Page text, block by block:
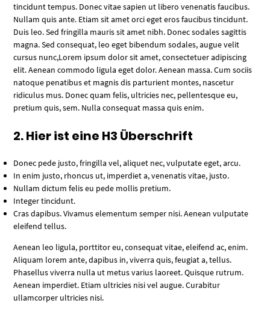
tincidunt tempus. Donec vitae sapien ut libero venenatis faucibus.
Nullam quis ante. Etiam sit amet orci eget eros faucibus tincidunt.
Duis leo. Sed fringilla mauris sit amet nibh. Donec sodales sagittis
magna. Sed consequat, leo eget bibendum sodales, augue velit
cursus nunc,Lorem ipsum dolor sit amet, consectetuer adipiscing
elit. Aenean commodo ligula eget dolor. Aenean massa. Cum sociis
natoque penatibus et magnis dis parturient montes, nascetur
ridiculus mus. Donec quam felis, ultricies nec, pellentesque eu,
pretium quis, sem. Nulla consequat massa quis enim.
2. Hier ist eine H3 Überschrift
Donec pede justo, fringilla vel, aliquet nec, vulputate eget, arcu.
In enim justo, rhoncus ut, imperdiet a, venenatis vitae, justo.
Nullam dictum felis eu pede mollis pretium.
Integer tincidunt.
Cras dapibus. Vivamus elementum semper nisi. Aenean vulputate
eleifend tellus.
Aenean leo ligula, porttitor eu, consequat vitae, eleifend ac, enim.
Aliquam lorem ante, dapibus in, viverra quis, feugiat a, tellus.
Phasellus viverra nulla ut metus varius laoreet. Quisque rutrum.
Aenean imperdiet. Etiam ultricies nisi vel augue. Curabitur
ullamcorper ultricies nisi.